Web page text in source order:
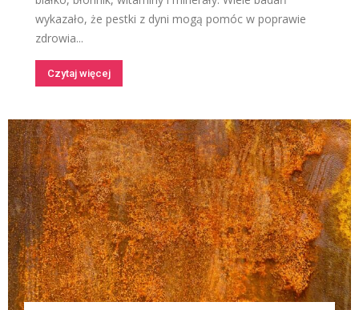
wykazało, że pestki z dyni mogą pomóc w poprawie
zdrowia...
Czytaj więcej